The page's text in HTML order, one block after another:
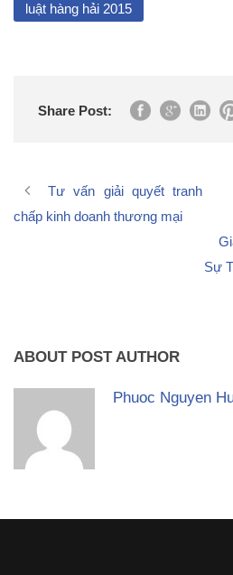
luật hàng hải 2015
Share Post:
Tư vấn giải quyết tranh
chấp kinh doanh thương mại
Sự
ABOUT POST AUTHOR
Phuoc Nguyen